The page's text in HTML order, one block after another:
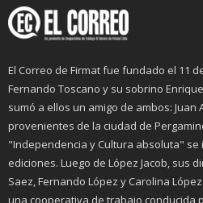
El Correo de Firmat fue fundado el 11
Fernando Toscano y su sobrino
sumó a ellos un amigo de ambos: Juan
provenientes de la ciudad de
"Independencia y Cultura absoluta"
ediciones. Luego de López Jacob, sus
Saez, Fernando López y Carolina
una cooperativa de trabajo conducida